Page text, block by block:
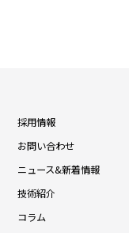
採用情報
お問い合わせ
ニュース&新着情報
技術紹介
コラム